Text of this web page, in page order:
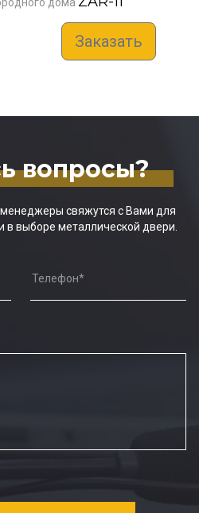
Заказать
вопросы?
свяжутся с Вами для
выборе металлической двери.